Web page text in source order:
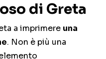
di Greta
a imprimere una
. Non è più una